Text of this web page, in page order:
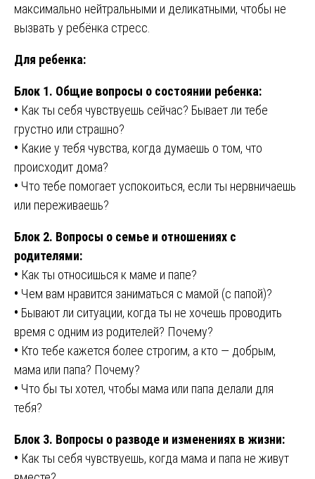
максимально нейтральными и деликатными, чтобы не
вызвать у ребёнка стресс.
Для ребенка:
Блок 1. Общие вопросы о состоянии ребенка:
• Как ты себя чувствуешь сейчас? Бывает ли тебе
грустно или страшно?
• Какие у тебя чувства, когда думаешь о том, что
происходит дома?
• Что тебе помогает успокоиться, если ты нервничаешь
или переживаешь?
Блок 2. Вопросы о семье и отношениях с
родителями:
• Как ты относишься к маме и папе?
• Чем вам нравится заниматься с мамой (с папой)?
• Бывают ли ситуации, когда ты не хочешь проводить
время с одним из родителей? Почему?
• Кто тебе кажется более строгим, а кто — добрым,
мама или папа? Почему?
• Что бы ты хотел, чтобы мама или папа делали для
тебя?
Блок 3. Вопросы о разводе и изменениях в жизни:
• Как ты себя чувствуешь, когда мама и папа не живут